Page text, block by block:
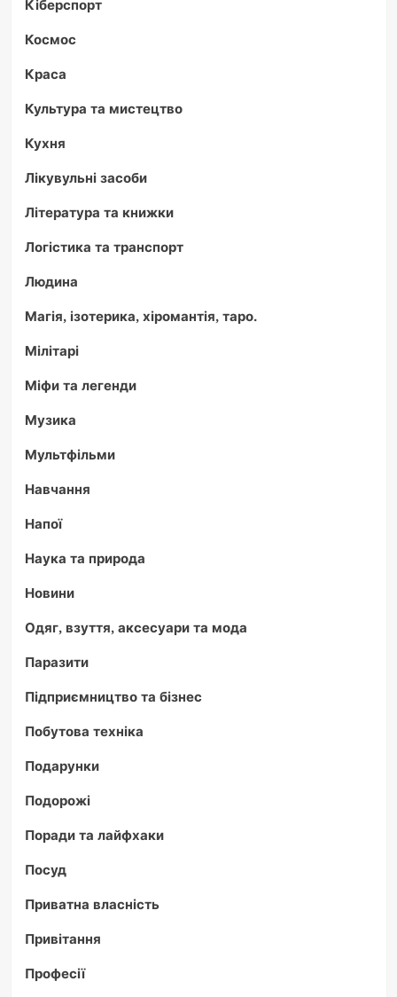
Кіберспорт
Космос
Краса
Культура та мистецтво
Кухня
Лікувульні засоби
Література та книжки
Логістика та транспорт
Людина
Магія, ізотерика, хіромантія, таро.
Мілітарі
Міфи та легенди
Музика
Мультфільми
Навчання
Напої
Наука та природа
Новини
Одяг, взуття, аксесуари та мода
Паразити
Підприємництво та бізнес
Побутова техніка
Подарунки
Подорожі
Поради та лайфхаки
Посуд
Приватна власність
Привітання
Професії